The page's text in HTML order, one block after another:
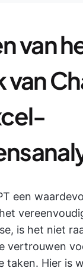
van
een
is het niet
vertrouwen
taken. Hier is